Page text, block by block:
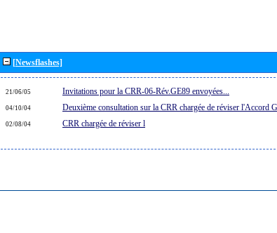
[Newsflashes]
21/06/05 Invitations pour la CRR-06-Rév.GE89 envoyées...
04/10/04 Deuxième consultation sur la CRR chargée de réviser l'Accord
02/08/04 CRR chargée de réviser l